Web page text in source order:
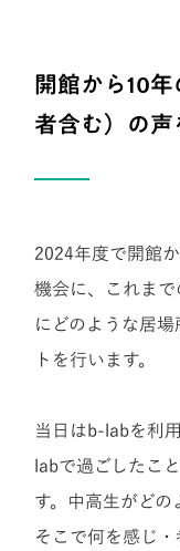
開館から10
者含む）の
2024年度で開館
機会に、これま
にどのような居
トを行います。
当日はb-labを利
labで過ごしたこ
す。中高生がどの
そこで何を感じ